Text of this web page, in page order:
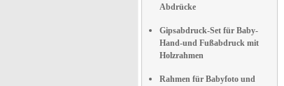
Abdrücke
Gipsabdruck-Set für Baby-
Hand-und Fußabdruck mit
Holzrahmen
Rahmen für Babyfoto und